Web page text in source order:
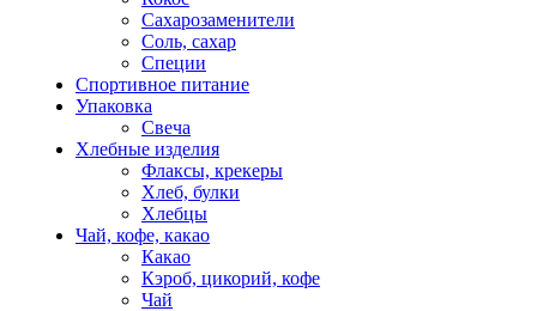
Сахарозаменители
Соль, сахар
Специи
Спортивное питание
Упаковка
Свеча
Хлебные изделия
Флаксы, крекеры
Хлеб, булки
Хлебцы
Чай, кофе, какао
Какао
Кэроб, цикорий, кофе
Чай